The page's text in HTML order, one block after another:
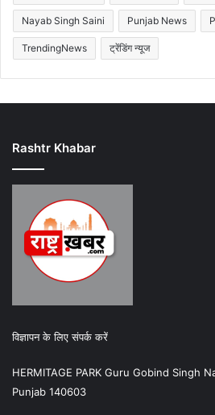
Nayab Singh Saini Punjab News
TrendingNews ट्रेंडिंग न्यूज
Rashtr Khabar
विज्ञापन के लिए संपर्क करें
HERMITAGE PARK Guru Gobind Singh
Punjab 140603